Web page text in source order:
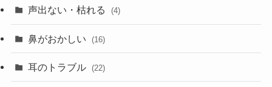
声出ない・枯れる (4)
鼻がおかしい (16)
耳のトラブル (22)